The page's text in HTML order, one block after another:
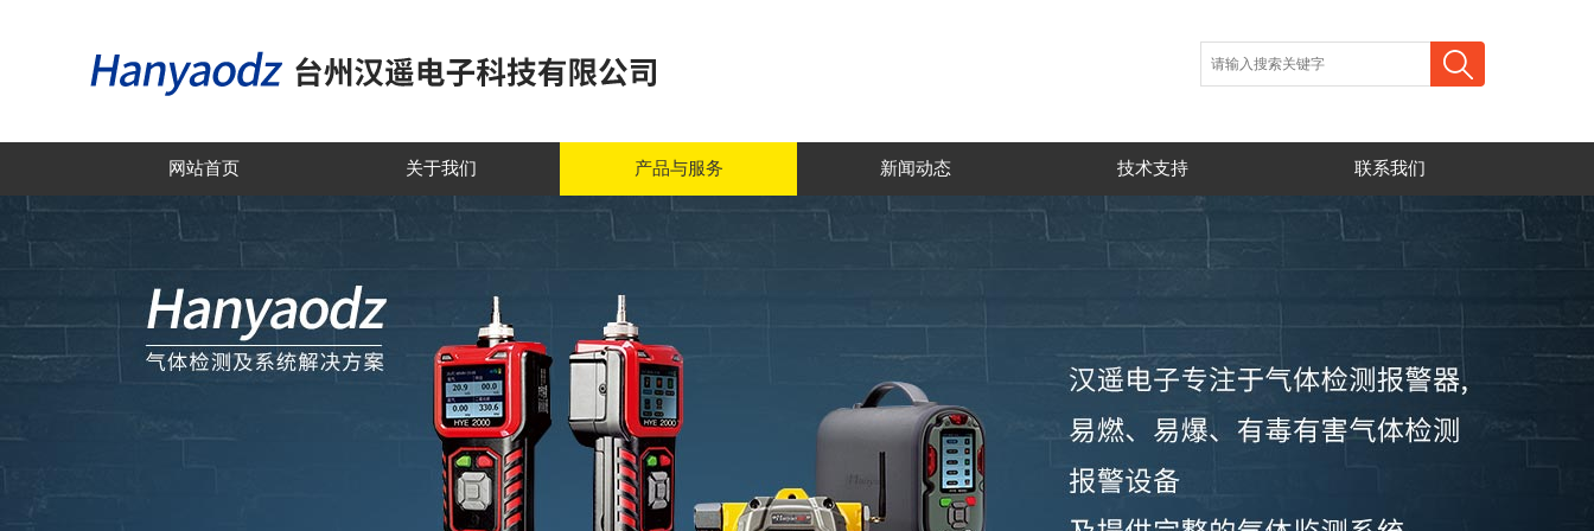
网站首页 关于我们 产品与服务 新闻动态 技术支持 联系我们